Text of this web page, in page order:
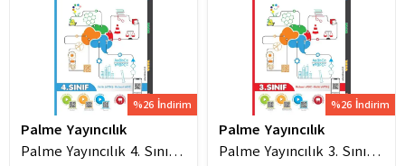
%26 İndirim
Palme Yayıncılık
Palme Yayıncılık 4. Sınıf
%26 İndirim
Palme Yayıncılık
Palme Yayıncılık 3. Sınıf